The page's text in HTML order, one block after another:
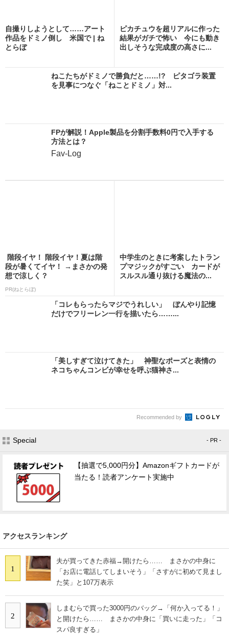
自撮りしようとして……アート
作品をドミノ倒し 米国で | ね
とらぼ
ピカチュウを超リアルに作った
結果がガチで怖い 今にも動き
出しそうな完成度の高さに...
ねこたちがドミノで勝負だと……!? ピタゴラ装置
を見事につなぐ「ねことドミノ」対...
FPが解説！Apple製品を分割手数料0円で入手する
方法とは？
Fav-Log
階段イヤ！ 階段イヤ！夏は階
段が暑くてイヤ！ →まさかの発
想で涼しく？
PR(ねとらぼ)
中学生のときに考案したトラン
プマジックがすごい カードが
スルスル通り抜ける魔法の...
「コレもらったらマジでうれしい」 ぼんやり記憶
だけでフリーレン一行を描いたら……...
「美しすぎて泣けてきた」 神聖なポーズと表情の
ネコちゃんコンビが幸せを呼ぶ猫神さ...
Recommended by
Special - PR -
【抽選で5,000円分】Amazonギフトカードが
当たる！読者アンケート実施中
アクセスランキング
1
夫が買ってきた赤福→開けたら…… まさかの中身に
「お店に電話してしまいそう」「さすがに初めて見まし
た笑」と107万表示
2
しまむらで買った3000円のバッグ→「何か入ってる！」
と開けたら…… まさかの中身に「買いに走った」「コ
スパ良すぎる」